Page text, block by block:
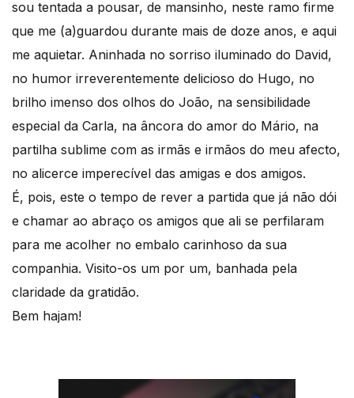
sou tentada a pousar, de mansinho, neste ramo firme
que me (a)guardou durante mais de doze anos, e aqui
me aquietar. Aninhada no sorriso iluminado do David,
no humor irreverentemente delicioso do Hugo, no
brilho imenso dos olhos do João, na sensibilidade
especial da Carla, na âncora do amor do Mário, na
partilha sublime com as irmãs e irmãos do meu afecto,
no alicerce imperecível das amigas e dos amigos.
É, pois, este o tempo de rever a partida que já não dói
e chamar ao abraço os amigos que ali se perfilaram
para me acolher no embalo carinhoso da sua
companhia. Visito-os um por um, banhada pela
claridade da gratidão.
Bem hajam!